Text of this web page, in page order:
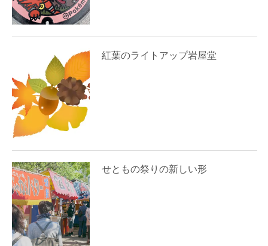
紅葉のライトアップ岩屋堂
せともの祭りの新しい形